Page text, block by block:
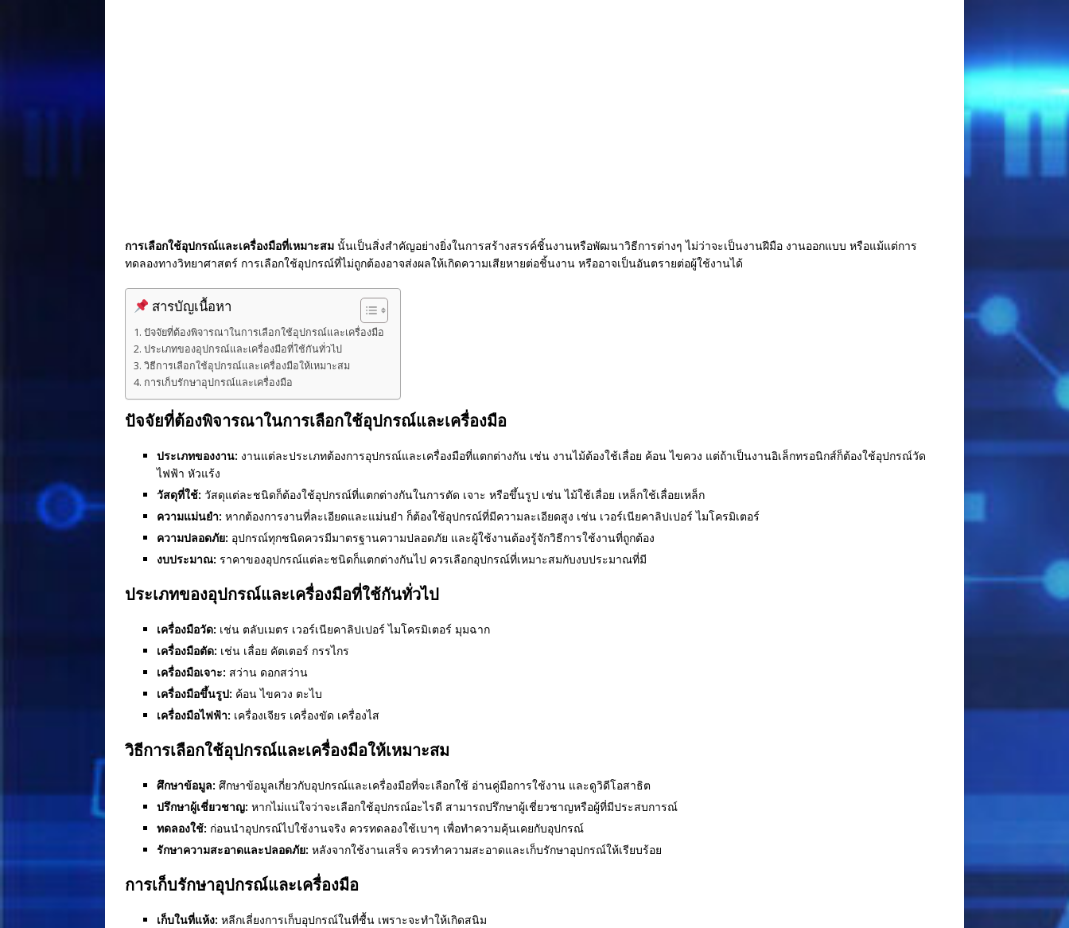
การเลือกใช้อุปกรณ์และเครื่องมือที่เหมาะสม นั้นเป็นสิ่งสำคัญอย่างยิ่งในการสร้างสรรค์ชิ้นงานหรือพัฒนาวิธีการต่างๆ ไม่ว่าจะเป็นงานฝีมือ งานออกแบบ หรือแม้แต่การ
ทดลองทางวิทยาศาสตร์ การเลือกใช้อุปกรณ์ที่ไม่ถูกต้องอาจส่งผลให้เกิดความเสียหายต่อชิ้นงาน หรืออาจเป็นอันตรายต่อผู้ใช้งานได้
สารบัญเนื้อหา
ปัจจัยที่ต้องพิจารณาในการเลือกใช้อุปกรณ์และเครื่องมือ
ประเภทของอุปกรณ์และเครื่องมือที่ใช้กันทั่วไป
วิธีการเลือกใช้อุปกรณ์และเครื่องมือให้เหมาะสม
การเก็บรักษาอุปกรณ์และเครื่องมือ
ปัจจัยที่ต้องพิจารณาในการเลือกใช้อุปกรณ์และเครื่องมือ
ประเภทของงาน: งานแต่ละประเภทต้องการอุปกรณ์และเครื่องมือที่แตกต่างกัน เช่น งานไม้ต้องใช้เลื่อย ค้อน ไขควง แต่ถ้าเป็นงานอิเล็กทรอนิกส์ก็ต้องใช้อุปกรณ์วัด
ไฟฟ้า หัวแร้ง
วัสดุที่ใช้: วัสดุแต่ละชนิดก็ต้องใช้อุปกรณ์ที่แตกต่างกันในการตัด เจาะ หรือขึ้นรูป เช่น ไม้ใช้เลื่อย เหล็กใช้เลื่อยเหล็ก
ความแม่นยำ: หากต้องการงานที่ละเอียดและแม่นยำ ก็ต้องใช้อุปกรณ์ที่มีความละเอียดสูง เช่น เวอร์เนียคาลิปเปอร์ ไมโครมิเตอร์
ความปลอดภัย: อุปกรณ์ทุกชนิดควรมีมาตรฐานความปลอดภัย และผู้ใช้งานต้องรู้จักวิธีการใช้งานที่ถูกต้อง
งบประมาณ: ราคาของอุปกรณ์แต่ละชนิดก็แตกต่างกันไป ควรเลือกอุปกรณ์ที่เหมาะสมกับงบประมาณที่มี
ประเภทของอุปกรณ์และเครื่องมือที่ใช้กันทั่วไป
เครื่องมือวัด: เช่น ตลับเมตร เวอร์เนียคาลิปเปอร์ ไมโครมิเตอร์ มุมฉาก
เครื่องมือตัด: เช่น เลื่อย คัตเตอร์ กรรไกร
เครื่องมือเจาะ: สว่าน ดอกสว่าน
เครื่องมือขึ้นรูป: ค้อน ไขควง ตะไบ
เครื่องมือไฟฟ้า: เครื่องเจียร เครื่องขัด เครื่องไส
วิธีการเลือกใช้อุปกรณ์และเครื่องมือให้เหมาะสม
ศึกษาข้อมูล: ศึกษาข้อมูลเกี่ยวกับอุปกรณ์และเครื่องมือที่จะเลือกใช้ อ่านคู่มือการใช้งาน และดูวิดีโอสาธิต
ปรึกษาผู้เชี่ยวชาญ: หากไม่แน่ใจว่าจะเลือกใช้อุปกรณ์อะไรดี สามารถปรึกษาผู้เชี่ยวชาญหรือผู้ที่มีประสบการณ์
ทดลองใช้: ก่อนนำอุปกรณ์ไปใช้งานจริง ควรทดลองใช้เบาๆ เพื่อทำความคุ้นเคยกับอุปกรณ์
รักษาความสะอาดและปลอดภัย: หลังจากใช้งานเสร็จ ควรทำความสะอาดและเก็บรักษาอุปกรณ์ให้เรียบร้อย
การเก็บรักษาอุปกรณ์และเครื่องมือ
เก็บในที่แห้ง: หลีกเลี่ยงการเก็บอุปกรณ์ในที่ชื้น เพราะจะทำให้เกิดสนิม